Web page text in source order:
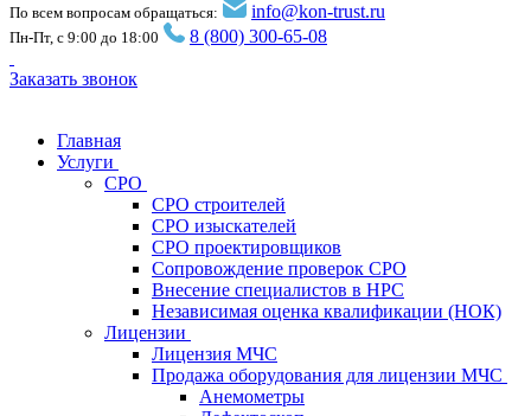
По всем вопросам обращаться: info@kon-trust.ru
Пн-Пт, с 9:00 до 18:00 8 (800) 300-65-08
Заказать звонок
Главная
Услуги
СРО
СРО строителей
СРО изыскателей
СРО проектировщиков
Сопровождение проверок СРО
Внесение специалистов в НРС
Независимая оценка квалификации (НОК)
Лицензии
Лицензия МЧС
Продажа оборудования для лицензии МЧС
Анемометры